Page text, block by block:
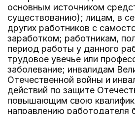
основным источником
существованию); лицам, в
других работников с
заработком; работникам,
период работы у данного
трудовое увечье или
заболевание; инвалидам
Отечественной войны и
действий по защите
повышающим свою
направлению работодателя